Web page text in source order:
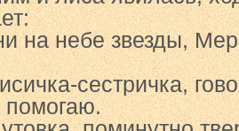
на небе звезды,
сестричка,
помогаю.